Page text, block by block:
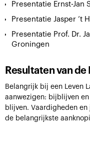
Presentatie Ernst-Jan
Presentatie Jasper ’t
Presentatie Prof. Dr.
Groningen
Resultaten van
Belangrijk bij een Leven
aanwezigen: bijblijven
blijven. Vaardigheden
de belangrijkste